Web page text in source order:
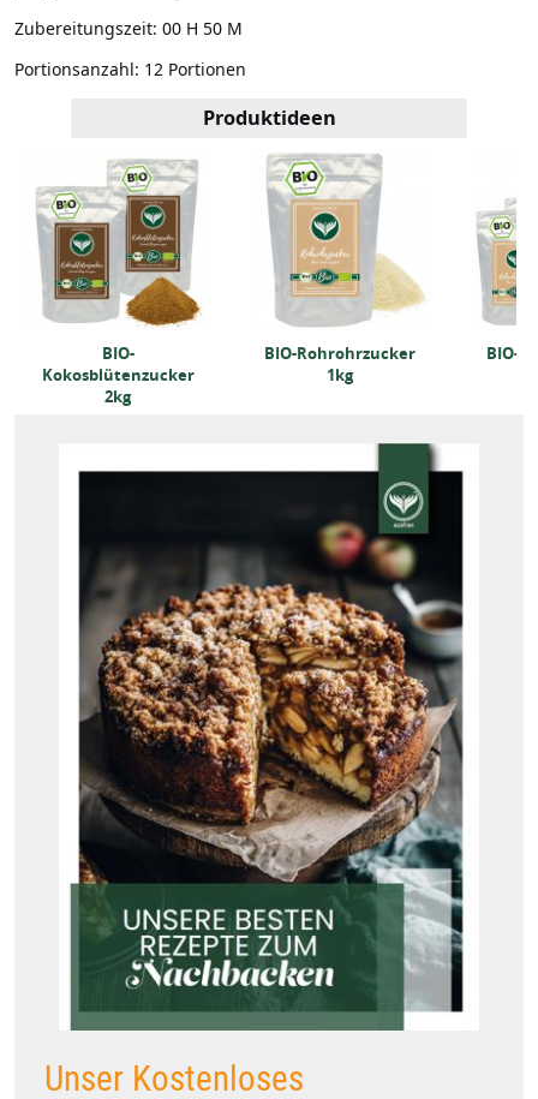
Zubereitungszeit: 00 H 50 M
Portionsanzahl: 12 Portionen
Produktideen
BIO-
Kokosblütenzucker
2kg
BIO-Rohrohrzucker
1kg
BIO-
Unser Kostenloses